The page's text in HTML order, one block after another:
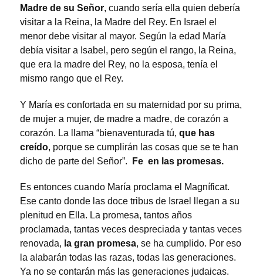
Madre de su Señor, cuando sería ella quien debería
visitar a la Reina, la Madre del Rey. En Israel el
menor debe visitar al mayor. Según la edad María
debía visitar a Isabel, pero según el rango, la Reina,
que era la madre del Rey, no la esposa, tenía el
mismo rango que el Rey.
Y María es confortada en su maternidad por su prima,
de mujer a mujer, de madre a madre, de corazón a
corazón. La llama “bienaventurada tú, que has
creído, porque se cumplirán las cosas que se te han
dicho de parte del Señor”.
Fe en las promesas.
Es entonces cuando María proclama el Magníficat.
Ese canto donde las doce tribus de Israel llegan a su
plenitud en Ella. La promesa, tantos años
proclamada, tantas veces despreciada y tantas veces
renovada, la gran promesa, se ha cumplido. Por eso
la alabarán todas las razas, todas las generaciones.
Ya no se contarán más las generaciones judaicas.